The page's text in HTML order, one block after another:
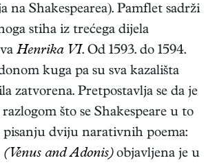
na Shakespearea). Pamflet sadrži
stiha iz trećega dijela
Henrika VI. Od 1593. do 1594.
kuga pa su sva kazališta
zatvorena. Pretpostavlja se da je
što se Shakespeare u to
pisanju dviju narativnih poema:
(Venus and Adonis)objavljena je u